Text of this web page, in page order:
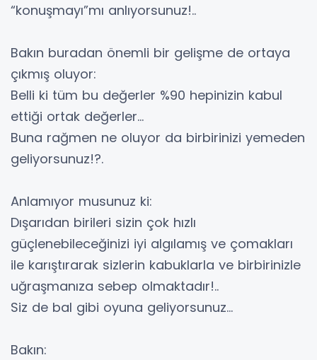
“konuşmayı”mı anlıyorsunuz!..
Bakın buradan önemli bir gelişme de ortaya
çıkmış oluyor:
Belli ki tüm bu değerler %90 hepinizin kabul
ettiği ortak değerler…
Buna rağmen ne oluyor da birbirinizi yemeden
geliyorsunuz!?.
Anlamıyor musunuz ki:
Dışarıdan birileri sizin çok hızlı
güçlenebileceğinizi iyi algılamış ve çomakları
ile karıştırarak sizlerin kabuklarla ve birbirinizle
uğraşmanıza sebep olmaktadır!..
Siz de bal gibi oyuna geliyorsunuz…
Bakın: